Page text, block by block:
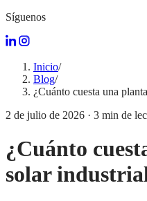
Síguenos
Inicio/
Blog/
¿Cuánto cuesta una
2 de julio de 2026 · 3 min de
¿Cuánto
solar